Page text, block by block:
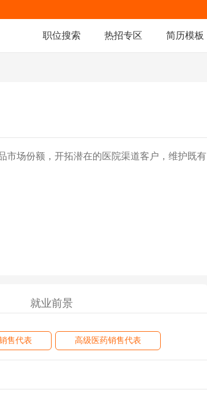
职位搜索 热招专区 简历模板
市场份额，开拓潜在的医院渠道客户，维护既有
就业前景
售代表 高级医药销售代表